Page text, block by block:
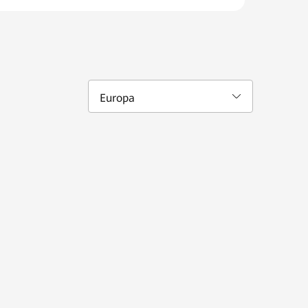
Europa